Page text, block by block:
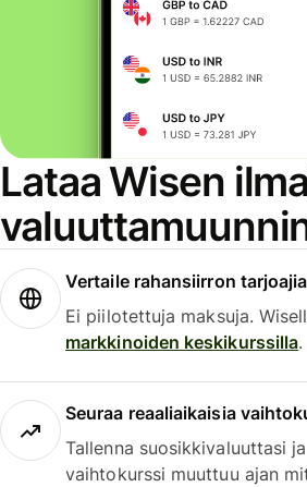
Lataa Wisen
Vertaile rahansiirron tarjoajia
Ei piilotettuja maksuja.
markkinoiden keskikurssilla.
Seuraa reaaliaikaisia
Tallenna suosikkivaluuttasi
vaihtokurssi muuttuu ajan